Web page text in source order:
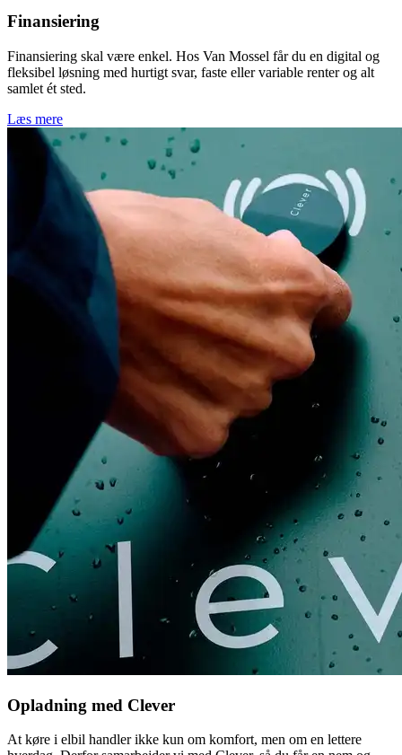
Finansiering
Finansiering skal være enkel. Hos Van Mossel får du en digital og
fleksibel løsning med hurtigt svar, faste eller variable renter og alt
samlet ét sted.
Læs mere
Opladning med Clever
At køre i elbil handler ikke kun om komfort, men om en lettere